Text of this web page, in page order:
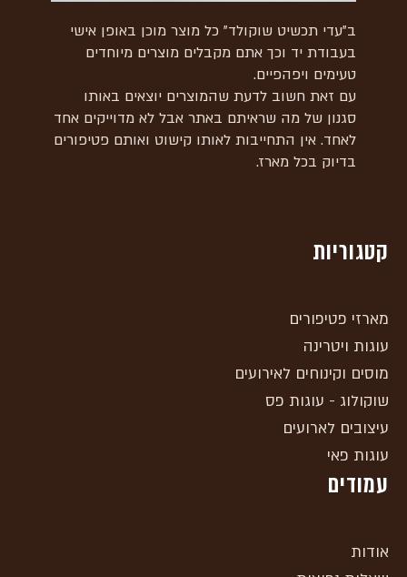
ב"עדי תכשיט שוקולד" כל מוצר מוכן באופן אישי
בעבודת יד וכך אתם מקבלים מוצרים מיוחדים
טעימים ויפהפיים.
עם זאת חשוב לדעת שהמוצרים יוצאים באותו
סגנון של מה שראיתם באתר אבל לא מדוייקים אחד
לאחד. אין התחייבות לאותו קישוט ואותם פטיפורים
בדיוק בכל מארז.
קטגוריות
מארזי פטיפורים
עוגות ויטרינה
מוסים וקינוחים לאירועים
שוקולוג - עוגות פס
עיצובים לארועים
עוגות פאי
עמודים
אודות